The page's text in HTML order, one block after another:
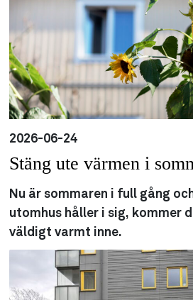
2026-06-24
Stäng ute värmen i
Nu är sommaren i full gång
utomhus håller i sig, kommer
väldigt varmt inne.